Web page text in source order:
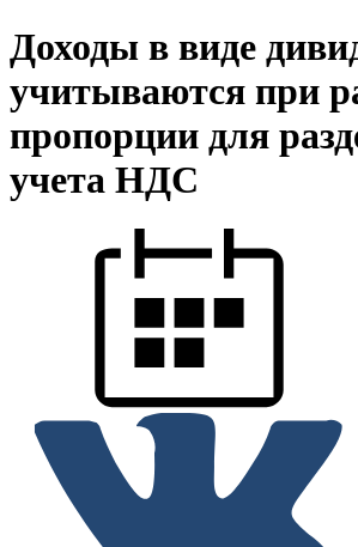
Доходы в виде
учитываются при
пропорции для
учета НДС